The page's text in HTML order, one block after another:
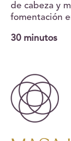
de cabeza y
fomentación
30 minutos